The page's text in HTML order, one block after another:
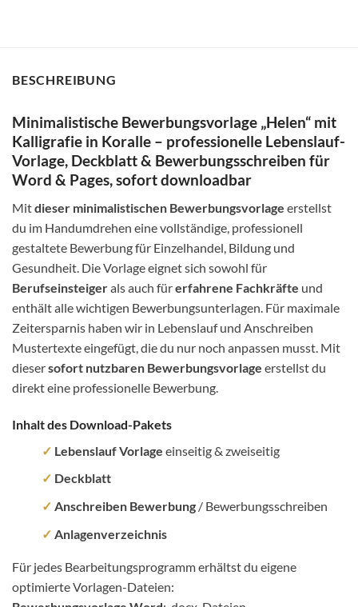
BESCHREIBUNG
Minimalistische Bewerbungsvorlage „Helen“ mit
Kalligrafie in Koralle – professionelle Lebenslauf-
Vorlage, Deckblatt & Bewerbungsschreiben für
Word & Pages, sofort downloadbar
Mitdieser minimalistischen Bewerbungsvorlage erstellst
du im Handumdrehen eine vollständige, professionell
gestaltete Bewerbung für Einzelhandel, Bildung und
Gesundheit. Die Vorlage eignet sich sowohl für
Berufseinsteigerals auch fürerfahrene Fachkräfte und
enthält alle wichtigen Bewerbungsunterlagen. Für maximale
Zeitersparnis haben wir in Lebenslauf und Anschreiben
Mustertexte eingefügt, die du nur noch anpassen musst. Mit
diesersofort nutzbaren Bewerbungsvorlage erstellst du
direkt eine professionelle Bewerbung.
Inhalt des Download-Pakets
✓ Lebenslauf Vorlage einseitig & zweiseitig
✓ Deckblatt
✓ Anschreiben Bewerbung/ Bewerbungsschreiben
✓ Anlagenverzeichnis
Für jedes Bearbeitungsprogramm erhältst du eigene
optimierte Vorlagen-Dateien: